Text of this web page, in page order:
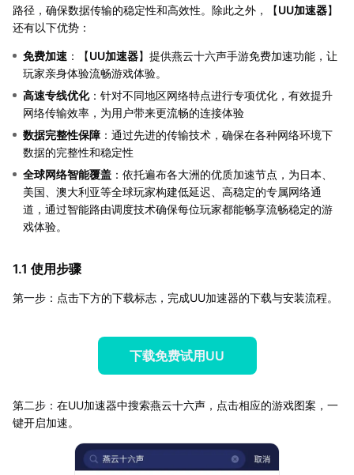
路径，确保数据传输的稳定性和高效性。除此之外，【UU加速器】
还有以下优势：
免费加速 ：【UU加速器】提供燕云十六声手游免费加速功能，让
玩家亲身体验流畅游戏体验。
高速专线优化：针对不同地区网络特点进行专项优化，有效提升
网络传输效率，为用户带来更流畅的连接体验
数据完整性保障 ：通过先进的传输技术，确保在各种网络环境下
数据的完整性和稳定性
全球网络智能覆盖 ：依托遍布各大洲的优质加速节点，为日本、
美国、澳大利亚等全球玩家构建低延迟、高稳定的专属网络通
道，通过智能路由调度技术确保每位玩家都能畅享流畅稳定的游
戏体验。
1.1 使用步骤
第一步：点击下方的下载标志，完成UU加速器的下载与安装流程。
下载免费试用UU
第二步：在UU加速器中搜索燕云十六声，点击相应的游戏图案，一
键开启加速。